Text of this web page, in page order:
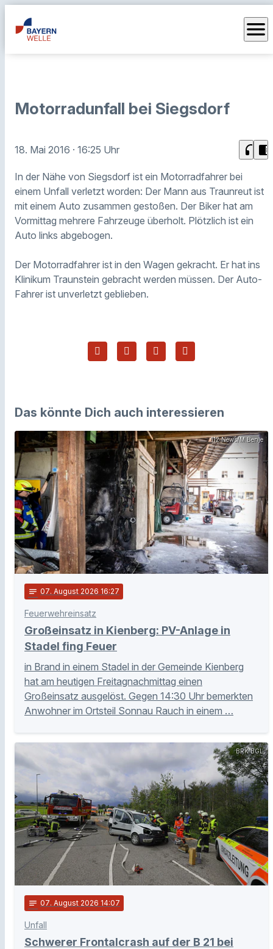
menu
Motorradunfall bei Siegsdorf
18. Mai 2016 · 16:25 Uhr headphones chrome_reader_mode
In der Nähe von Siegsdorf ist ein Motorradfahrer bei
einem Unfall verletzt worden: Der Mann aus Traunreut ist
mit einem Auto zusammen gestoßen. Der Biker hat am
Vormittag mehrere Fahrzeuge überholt. Plötzlich ist ein
Auto links abgebogen.
Der Motorradfahrer ist in den Wagen gekracht. Er hat ins
Klinikum Traunstein gebracht werden müssen. Der Auto-
Fahrer ist unverletzt geblieben.
Das könnte Dich auch interessieren
112 News/M.Benje
notes 07. August 2026 16:27
Feuerwehreinsatz
Großeinsatz in Kienberg: PV-Anlage in
Stadel fing Feuer
in Brand in einem Stadel in der Gemeinde Kienberg
hat am heutigen Freitagnachmittag einen
Großeinsatz ausgelöst. Gegen 14:30 Uhr bemerkten
Anwohner im Ortsteil Sonnau Rauch in einem …
BRK BGL
notes 07. August 2026 14:07
Unfall
Schwerer Frontalcrash auf der B 21 bei